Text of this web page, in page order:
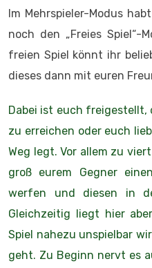
Im Mehrspieler-Modus
noch den „Freies Spiel“-
freien Spiel könnt ihr
dieses dann mit euren
Dabei ist euch freigestellt,
zu erreichen oder euch
Weg legt. Vor allem zu
groß eurem Gegner
werfen und diesen in
Gleichzeitig liegt hier
Spiel nahezu unspielbar
geht. Zu Beginn nervt es